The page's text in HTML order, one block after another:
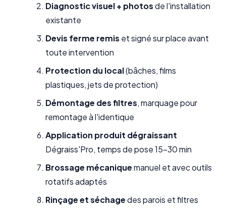
Diagnostic visuel + photosde l'installation
existante
Devis ferme remis et signé sur place avant
toute intervention
Protection du local(bâches, films
plastiques, jets de protection)
Démontage des filtres, marquage pour
remontage à l'identique
Application produit dégraissant
Dégraiss'Pro, temps de pose 15-30 min
Brossage mécaniquemanuel et avec outils
rotatifs adaptés
Rinçage et séchagedes parois et filtres